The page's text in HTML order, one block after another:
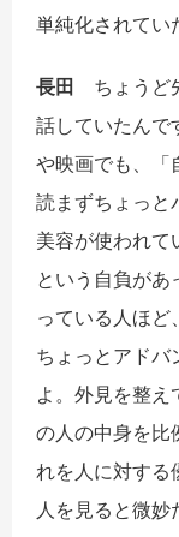
単純化されてい
長田 ちょうど
話していたんで
や映画でも、「
読まずちょっと
美容が使われて
という自負があ
っている人ほ
ちょっとアドバ
よ。外見を整え
の人の中身を比
れを人に対する
人を見ると微妙